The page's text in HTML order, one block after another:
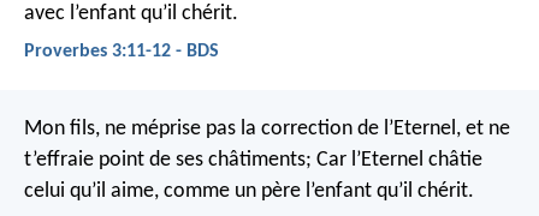
avec l’enfant qu’il chérit.
Proverbes 3:11-12 - BDS
Mon fils, ne méprise pas la correction de l’Eternel, et ne
t’effraie point de ses châtiments; Car l’Eternel châtie
celui qu’il aime, comme un père l’enfant qu’il chérit.